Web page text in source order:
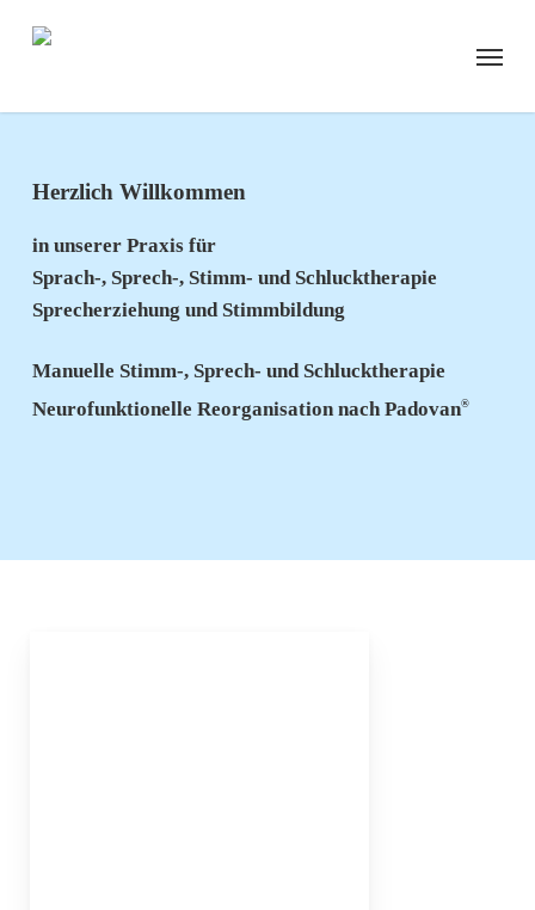
Menu
Herzlich Willkommen
in unserer Praxis für
Sprach-, Sprech-, Stimm- und Schlucktherapie
Sprecherziehung und Stimmbildung
Manuelle Stimm-, Sprech- und Schlucktherapie
Neurofunktionelle Reorganisation nach Padovan®